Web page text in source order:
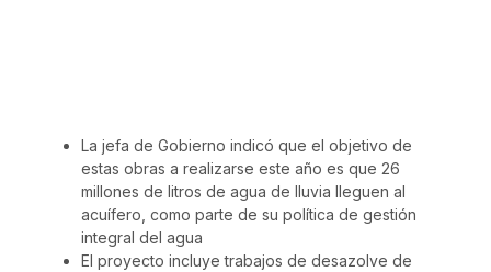
La jefa de Gobierno indicó que el objetivo de
estas obras a realizarse este año es que 26
millones de litros de agua de lluvia lleguen al
acuífero, como parte de su política de gestión
integral del agua
El proyecto incluye trabajos de desazolve de